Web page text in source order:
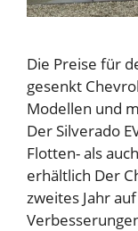
Die Preise für
gesenkt
Modellen und
Der Silverado
Flotten- als
erhältlich Der
zweites Jahr